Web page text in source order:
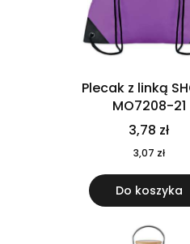
Plecak z linką
MO7208-21
3,78 zł
3,07 zł
Do koszyka